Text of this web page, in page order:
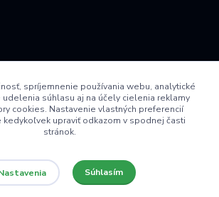
spríjemnenie používania webu, analytické
udelenia súhlasu aj na účely cielenia reklamy
cookies. Nastavenie vlastných preferencií
upraviť odkazom v spodnej časti
stránok.
Súhlasím